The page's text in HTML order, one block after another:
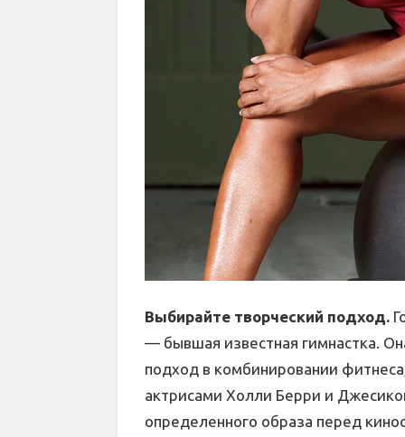
Выбирайте творческий подход.
— бывшая известная гимнастка.
подход в комбинировании
актрисами Холли Берри и
определенного образа перед